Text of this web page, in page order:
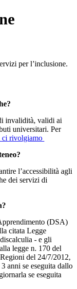
per l’inclusione.
invalidità, validi ai
universitari. Per
ci rivolgiamo
l’accessibilità agli
dei servizi di
(DSA)
citata Legge
- e gli
legge n. 170 del
del 24/7/2012,
anni se eseguita dallo
se eseguita